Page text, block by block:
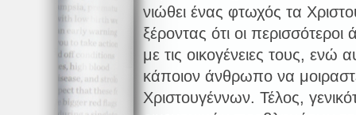
νιώθει ένας φτωχός τα
ξέροντας ότι οι περισσότεροι
με τις οικογένειες τους, ενώ
κάποιον άνθρωπο να
Χριστουγέννων. Τέλος,